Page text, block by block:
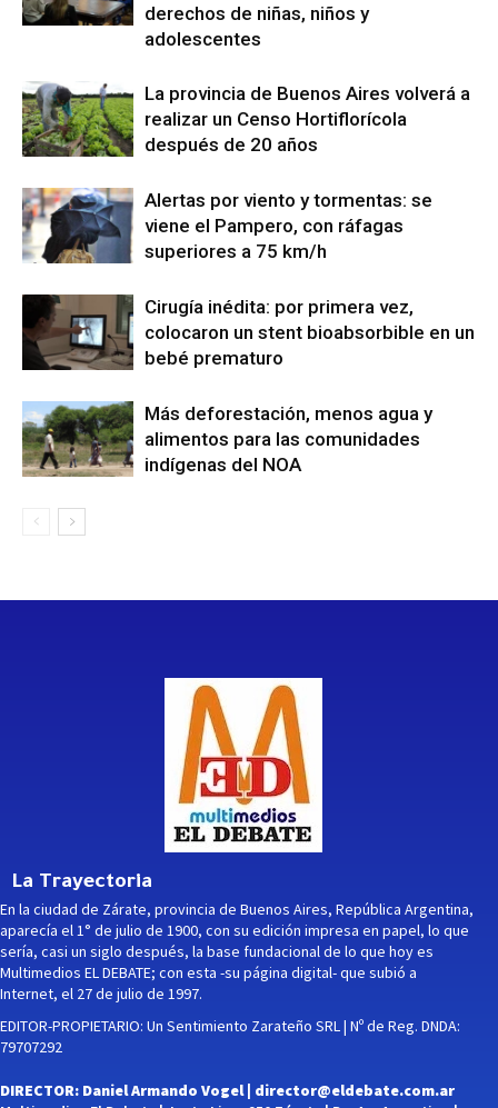
derechos de niñas, niños y
adolescentes
La provincia de Buenos Aires volverá a
realizar un Censo Hortiflorícola
después de 20 años
Alertas por viento y tormentas: se
viene el Pampero, con ráfagas
superiores a 75 km/h
Cirugía inédita: por primera vez,
colocaron un stent bioabsorbible en un
bebé prematuro
Más deforestación, menos agua y
alimentos para las comunidades
indígenas del NOA
La Trayectoria
En la ciudad de Zárate, provincia de Buenos Aires, República Argentina,
aparecía el 1° de julio de 1900, con su edición impresa en papel, lo que
sería, casi un siglo después, la base fundacional de lo que hoy es
Multimedios EL DEBATE; con esta -su página digital- que subió a
Internet, el 27 de julio de 1997.
EDITOR-PROPIETARIO: Un Sentimiento Zarateño SRL | Nº de Reg. DNDA:
79707292
DIRECTOR: Daniel Armando Vogel | director@eldebate.com.ar